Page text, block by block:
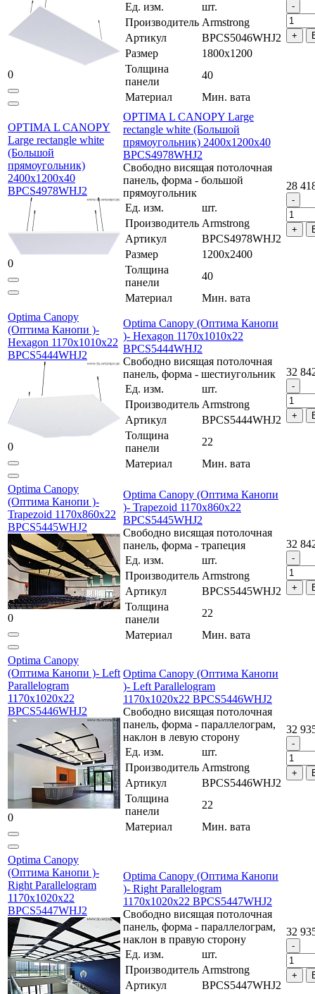
0
Ед. изм.
шт.
Производитель Armstrong
Артикул
BPCS5046WHJ2
Размер
1800x1200
Толщина
панели
40
Материал
Мин. вата
OPTIMA L CANOPY
Large rectangle white
(Большой
прямоугольник)
2400x1200x40
BPCS4978WHJ2
0
OPTIMA L CANOPY Large
rectangle white (Большой
прямоугольник) 2400x1200x40
BPCS4978WHJ2
Свободно висящая потолочная
панель, форма - большой
прямоугольник
Ед. изм.
шт.
Производитель Armstrong
Артикул
BPCS4978WHJ2
Размер
1200x2400
Толщина
панели
40
Материал
Мин. вата
28
Optima Canopy
(Оптима Канопи )-
Hexagon 1170x1010x22
BPCS5444WHJ2
0
Optima Canopy (Оптима Канопи
)- Hexagon 1170x1010x22
BPCS5444WHJ2
Свободно висящая потолочная
панель, форма - шестиугольник
Ед. изм.
шт.
Производитель Armstrong
Артикул
BPCS5444WHJ2
Толщина
панели
22
Материал
Мин. вата
32
Optima Canopy
(Оптима Канопи )-
Trapezoid 1170x860x22
BPCS5445WHJ2
0
Optima Canopy (Оптима Канопи
)- Trapezoid 1170x860x22
BPCS5445WHJ2
Свободно висящая потолочная
панель, форма - трапеция
Ед. изм.
шт.
Производитель Armstrong
Артикул
BPCS5445WHJ2
Толщина
панели
22
Материал
Мин. вата
32
Optima Canopy
(Оптима Канопи )- Left
Parallelogram
1170x1020x22
BPCS5446WHJ2
0
Optima Canopy (Оптима Канопи
)- Left Parallelogram
1170x1020x22 BPCS5446WHJ2
Свободно висящая потолочная
панель, форма - параллелограм,
наклон в левую сторону
Ед. изм.
шт.
Производитель Armstrong
Артикул
BPCS5446WHJ2
Толщина
панели
22
Материал
Мин. вата
32
Optima Canopy
(Оптима Канопи )-
Right Parallelogram
1170x1020x22
BPCS5447WHJ2
Optima Canopy (Оптима Канопи
)- Right Parallelogram
1170x1020x22 BPCS5447WHJ2
Свободно висящая потолочная
панель, форма - параллелограм,
наклон в правую сторону
Ед. изм.
шт.
Производитель Armstrong
Артикул
BPCS5447WHJ2
32